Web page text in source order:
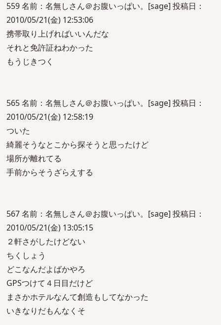
559 名前：名無しさん＠お腹いっぱい。[sage] 投稿日：
2010/05/21(金) 12:53:06
携帯取り上げればいいんだな
それと免許証ねわかった
もうじきつく
565 名前：名無しさん＠お腹いっぱい。[sage] 投稿日：
2010/05/21(金) 12:58:19
ついた
綺麗そうなとこから探そうと思ったけど
場所が離れてる
手前からそうざらえする
567 名前：名無しさん＠お腹いっぱい。[sage] 投稿日：
2010/05/21(金) 13:05:15
２軒さがしたけどない
ちくしょう
どこなんだよばかやろ
GPSつけて４日目だけど
まさかホテルなんて創造もしてなかった
いきなりだもんなくそ